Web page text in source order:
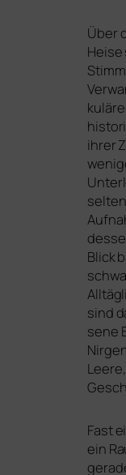
Über
ihrer
Blick
sind
se­ne
Fast
ein